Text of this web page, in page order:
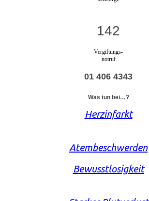
142
Vergiftungs-
notruf
01 406 4343
Was tun bei…?
Herzinfarkt
Atembeschwerden
Bewusstlosigkeit